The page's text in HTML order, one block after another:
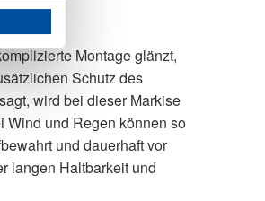
Montage glänzt,
Schutz des
wird bei dieser Markise
Wind und Regen können so
und dauerhaft vor
langen Haltbarkeit und